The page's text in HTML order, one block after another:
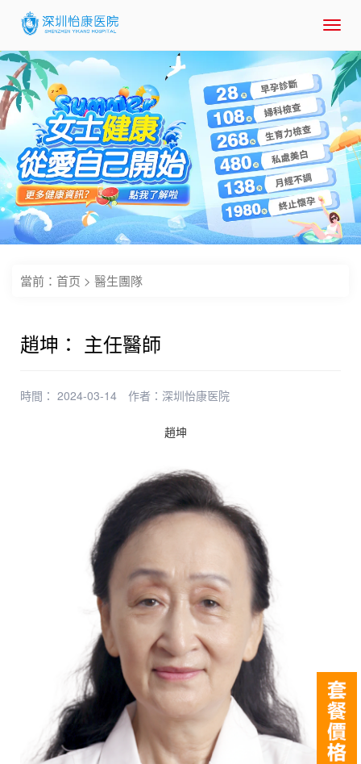
當前： 首页 > 醫生團隊
趙坤： 主任醫師
時間： 2024-03-14 作者： 深圳怡康医院
趙坤